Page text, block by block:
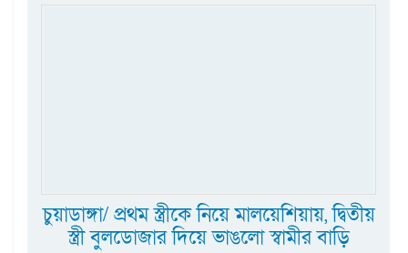
চুয়াডাঙ্গা/ প্রথম স্ত্রীকে নিয়ে মালয়েশিয়ায়, দ্বিতীয়
স্ত্রী বুলডোজার দিয়ে ভাঙলো স্বামীর বাড়ি